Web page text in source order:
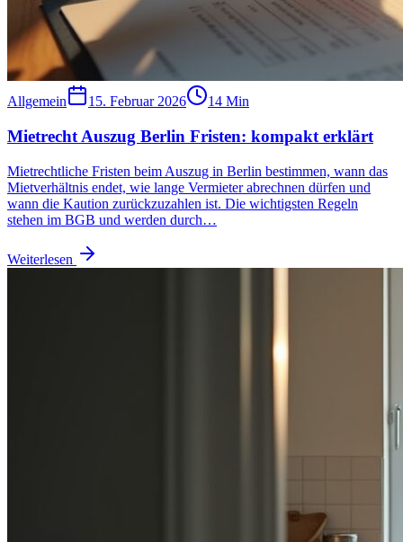
Allgemein 15. Februar 2026 14 Min
Mietrecht Auszug Berlin Fristen: kompakt erklärt
Mietrechtliche Fristen beim Auszug in Berlin bestimmen, wann das
Mietverhältnis endet, wie lange Vermieter abrechnen dürfen und
wann die Kaution zurückzuzahlen ist. Die wichtigsten Regeln
stehen im BGB und werden durch…
Weiterlesen